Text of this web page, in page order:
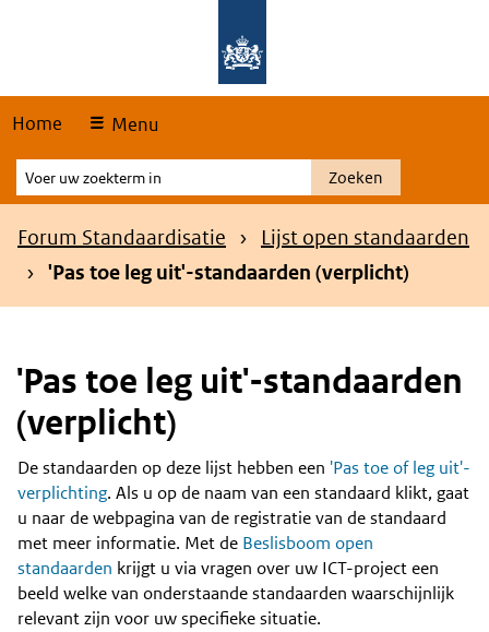
Home Menu
Voer
uw
zoekterm
Zoeken
Kruimelpad
Forum Standaardisatie
Lijst open standaarden
'Pas toe leg uit'-standaarden (verplicht)
'Pas toe leg uit'-standaarden
(verplicht)
Content
De standaarden op deze lijst hebben een 'Pas toe of leg uit'-
verplichting. Als u op de naam van een standaard klikt, gaat
u naar de webpagina van de registratie van de standaard
met meer informatie. Met de Beslisboom open
standaarden krijgt u via vragen over uw ICT-project een
beeld welke van onderstaande standaarden waarschijnlijk
relevant zijn voor uw specifieke situatie.